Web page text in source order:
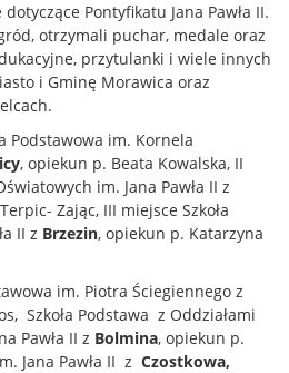
Pontyfikatu Jana Pawła II.
otrzymali puchar, medale oraz
przytulanki i wiele innych
i Gminę Morawica oraz
Podstawowa im. Kornela
, opiekun p. Beata Kowalska, II
im. Jana Pawła II z
Zając, III miejsce Szkoła
II z Brzezin, opiekun p. Katarzyna
im. Piotra Ściegiennego z
Szkoła Podstawa z Oddziałami
Pawła II z Bolmina, opiekun p.
Jana Pawła II z Czostkowa,